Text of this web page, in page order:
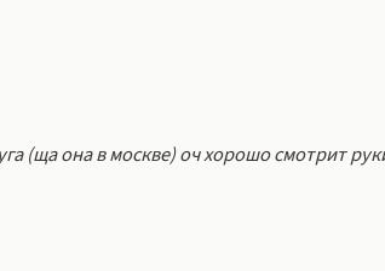
(ща она в москве) оч хорошо смотрит